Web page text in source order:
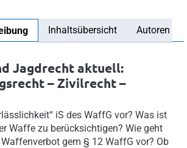
Inhaltsübersicht Autoren
Jagdrecht aktuell:
– Zivilrecht –
iS des WaffG vor? Was ist
Waffe zu berücksichtigen? Wie geht
gem § 12 WaffG vor? Ob